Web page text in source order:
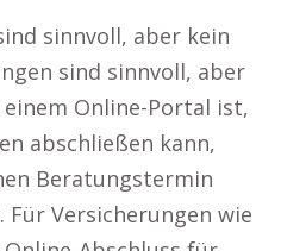
sinnvoll, aber kein
sind sinnvoll, aber
einem Online-Portal ist,
abschließen kann,
Beratungstermin
Für Versicherungen wie